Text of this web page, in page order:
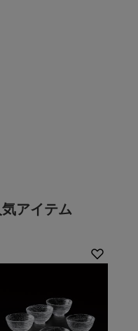
アイテム